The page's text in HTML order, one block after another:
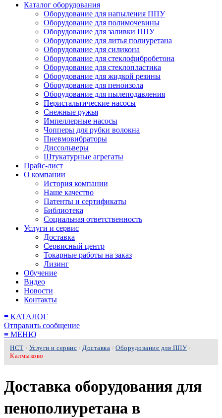
Каталог оборудования
Оборудование для напыления ППУ
Оборудование для полимочевины
Оборудование для заливки ППУ
Оборудование для литья полиуретана
Оборудование для силикона
Оборудование для стеклофибробетона
Оборудование для стеклопластика
Оборудование для жидкой резины
Оборудование для пеноизола
Оборудование для пылеподавления
Перистальтические насосы
Снежные ружья
Импеллерные насосы
Чопперы для рубки волокна
Пневмовибраторы
Диссольверы
Штукатурные агрегаты
Прайс-лист
О компании
История компании
Наше качество
Патенты и сертификаты
Библиотека
Социальная ответственность
Услуги и сервис
Доставка
Сервисный центр
Токарные работы на заказ
Лизинг
Обучение
Видео
Новости
Контакты
≡ КАТАЛОГ
Отправить сообщение
≡ МЕНЮ
НСТ / Услуги и сервис / Доставка / Оборудование для ППУ /
Калмыково
Доставка оборудования для
пенополиуретана в